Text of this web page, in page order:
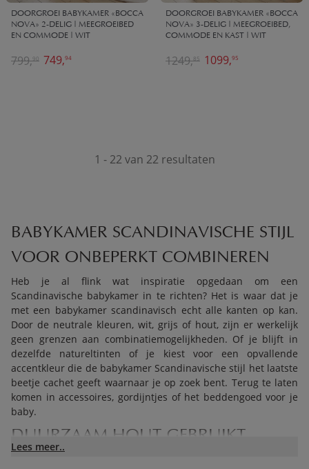
DOORGROEI BABYKAMER «BOCCA
NOVA» 2-DELIG | MEEGROEIBED
EN COMMODE | WIT
749,94
799,90
DOORGROEI BABYKAMER «BOCCA
NOVA» 3-DELIG | MEEGROEIBED,
COMMODE EN KAST | WIT
1099,95
1249,85
1 - 22 van 22 resultaten
BABYKAMER SCANDINAVISCHE STIJL
VOOR ONBEPERKT COMBINEREN
Heb je al flink wat inspiratie opgedaan om een
Scandinavische babykamer in te richten? Het is waar dat je
met een babykamer scandinavisch echt alle kanten op kan.
Door de neutrale kleuren, wit, grijs of hout, zijn er werkelijk
geen grenzen aan combinatiemogelijkheden. Of je blijft in
dezelfde natureltinten of je kiest voor een opvallende
accentkleur die de babykamer Scandinavische stijl het laatste
beetje cachet geeft waarnaar je op zoek bent. Terug te laten
komen in accessoires, gordijntjes of het beddengoed voor je
baby.
DUURZAAM HOUT GEBRUIKT
Lees meer..